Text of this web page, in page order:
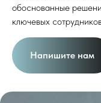
обоснованные
ключевых
Напишите нам